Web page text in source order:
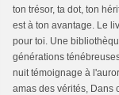
ton trésor, ta dot, ton
est à ton avantage. Le
pour toi. Une
générations
nuit témoignage à
amas des vérités, Dans